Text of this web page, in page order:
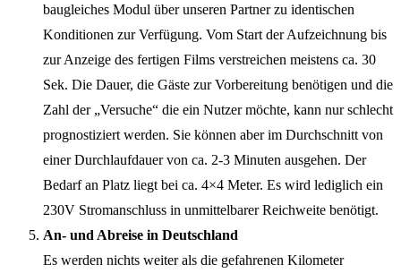
baugleiches Modul über unseren Partner zu identischen
Konditionen zur Verfügung. Vom Start der Aufzeichnung bis
zur Anzeige des fertigen Films verstreichen meistens ca. 30
Sek. Die Dauer, die Gäste zur Vorbereitung benötigen und die
Zahl der „Versuche“ die ein Nutzer möchte, kann nur schlecht
prognostiziert werden. Sie können aber im Durchschnitt von
einer Durchlaufdauer von ca. 2-3 Minuten ausgehen. Der
Bedarf an Platz liegt bei ca. 4×4 Meter. Es wird lediglich ein
230V Stromanschluss in unmittelbarer Reichweite benötigt.
An- und Abreise in Deutschland
Es werden nichts weiter als die gefahrenen Kilometer